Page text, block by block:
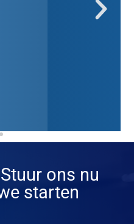
integratie
benut de kracht van
ons nu
starten